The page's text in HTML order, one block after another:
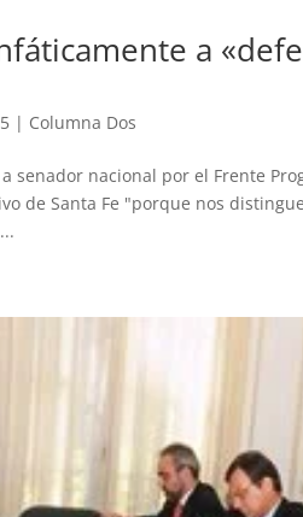
a
| Columna Dos
senador nacional por el Frente
de Santa Fe "porque nos